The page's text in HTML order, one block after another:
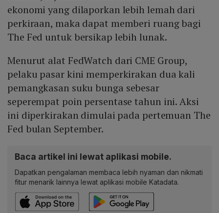
ekonomi yang dilaporkan lebih lemah dari
perkiraan, maka dapat memberi ruang bagi
The Fed untuk bersikap lebih lunak.
Menurut alat FedWatch dari CME Group,
pelaku pasar kini memperkirakan dua kali
pemangkasan suku bunga sebesar
seperempat poin persentase tahun ini. Aksi
ini diperkirakan dimulai pada pertemuan The
Fed bulan September.
Baca artikel ini lewat aplikasi mobile.
Dapatkan pengalaman membaca lebih nyaman dan nikmati
fitur menarik lainnya lewat aplikasi mobile Katadata.